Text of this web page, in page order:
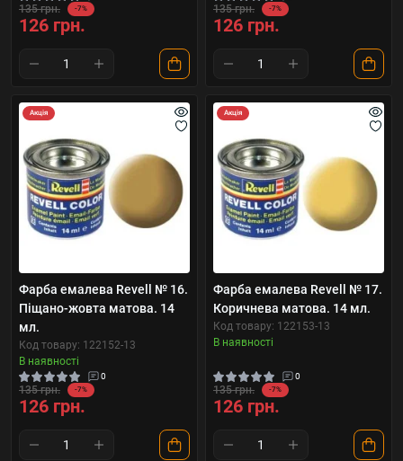
135 грн. -7%
126 грн.
135 грн. -7%
126 грн.
Акція
Фарба емалева Revell № 16.
Піщано-жовта матова. 14
мл.
Код товару: 122152-13
В наявності
0
135 грн. -7%
126 грн.
Акція
Фарба емалева Revell № 17.
Коричнева матова. 14 мл.
Код товару: 122153-13
В наявності
0
135 грн. -7%
126 грн.